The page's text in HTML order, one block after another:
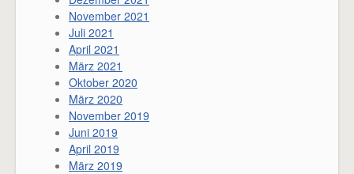
November 2021
Juli 2021
April 2021
März 2021
Oktober 2020
März 2020
November 2019
Juni 2019
April 2019
März 2019